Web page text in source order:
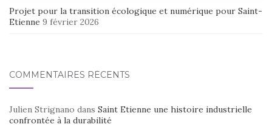
Projet pour la transition écologique et numérique pour Saint-
Etienne 9 février 2026
COMMENTAIRES RÉCENTS
Julien Strignano dans Saint Etienne une histoire industrielle
confrontée à la durabilité